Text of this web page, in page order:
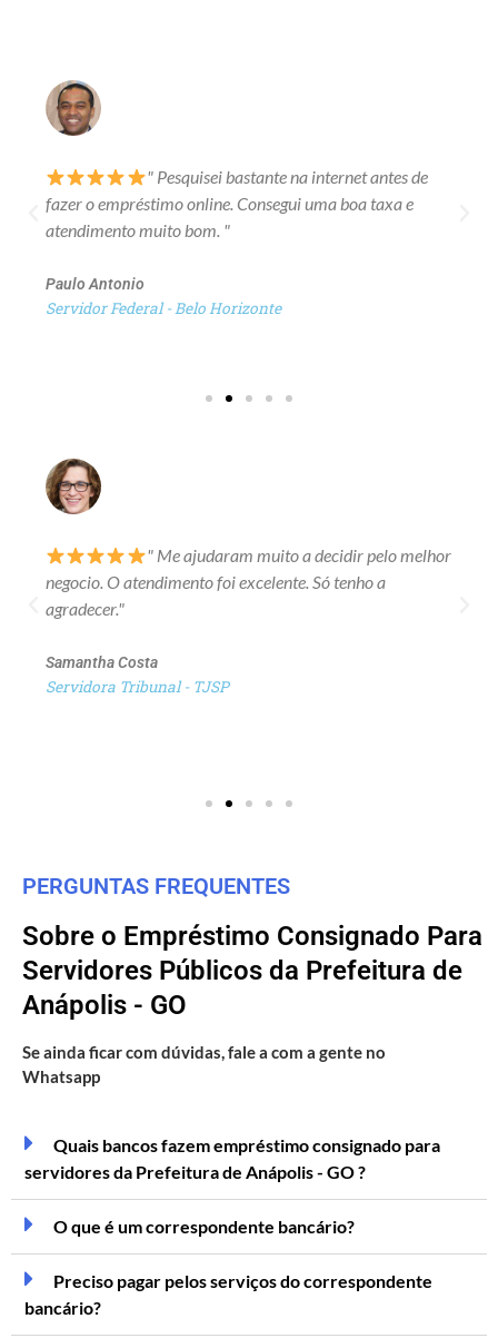
" Pesquisei bastante na internet antes de
fazer o empréstimo online. Consegui uma boa taxa e
atendimento muito bom. "
Paulo Antonio
Servidor Federal - Belo Horizonte
" Me ajudaram muito a decidir pelo melhor
negocio. O atendimento foi excelente. Só tenho a
agradecer."
Samantha Costa
Servidora Tribunal - TJSP
PERGUNTAS FREQUENTES
Sobre o Empréstimo Consignado Para
Servidores Públicos da Prefeitura de
Anápolis - GO
Se ainda ficar com dúvidas, fale a com a gente no
Whatsapp
Quais bancos fazem empréstimo consignado para
servidores da Prefeitura de Anápolis - GO ?
O que é um correspondente bancário?
Preciso pagar pelos serviços do correspondente
bancário?